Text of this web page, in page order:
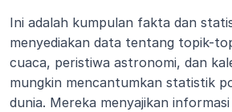
Ini adalah kumpulan fakta dan
menyediakan data tentang topik-
cuaca, peristiwa astronomi, dan
mungkin mencantumkan statistik
dunia. Mereka menyajikan